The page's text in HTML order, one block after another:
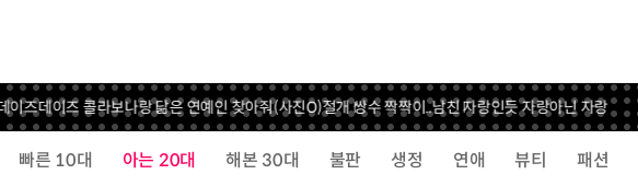
즈데이즈 콜라보나랑 닮은 연예인 찾아줘(사진O)절개 쌍수 짝짝이..남친 자랑인듯 자랑아닌 자랑
빠른 10대 아는 20대 해본 30대 불판 생정 연애 뷰티 패션